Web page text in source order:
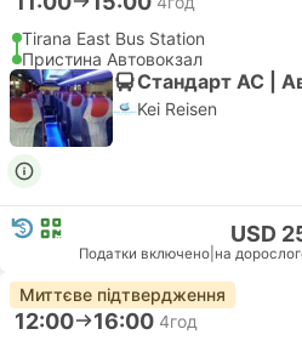
Tirana East Bus Station
Пристина Автовокзал
Стандарт АС |
Kei Reisen
USD
Податки включено на
Миттєве підтвердження
12:00 16:00 4год